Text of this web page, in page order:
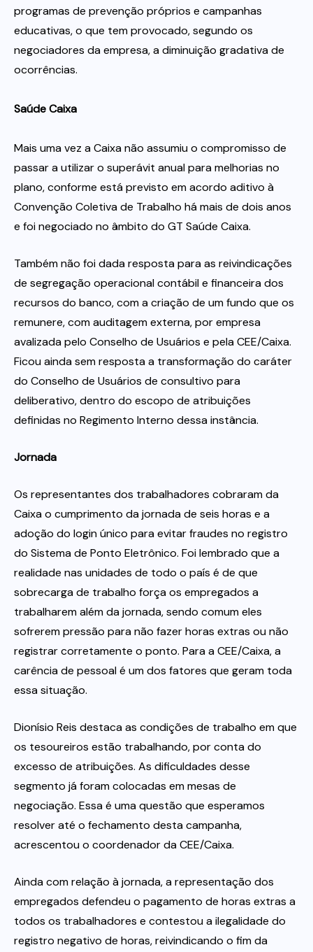
programas de prevenção próprios e campanhas
educativas, o que tem provocado, segundo os
negociadores da empresa, a diminuição gradativa de
ocorrências.
Saúde Caixa
Mais uma vez a Caixa não assumiu o compromisso de
passar a utilizar o superávit anual para melhorias no
plano, conforme está previsto em acordo aditivo à
Convenção Coletiva de Trabalho há mais de dois anos
e foi negociado no âmbito do GT Saúde Caixa.
Também não foi dada resposta para as reivindicações
de segregação operacional contábil e financeira dos
recursos do banco, com a criação de um fundo que os
remunere, com auditagem externa, por empresa
avalizada pelo Conselho de Usuários e pela CEE/Caixa.
Ficou ainda sem resposta a transformação do caráter
do Conselho de Usuários de consultivo para
deliberativo, dentro do escopo de atribuições
definidas no Regimento Interno dessa instância.
Jornada
Os representantes dos trabalhadores cobraram da
Caixa o cumprimento da jornada de seis horas e a
adoção do login único para evitar fraudes no registro
do Sistema de Ponto Eletrônico. Foi lembrado que a
realidade nas unidades de todo o país é de que
sobrecarga de trabalho força os empregados a
trabalharem além da jornada, sendo comum eles
sofrerem pressão para não fazer horas extras ou não
registrar corretamente o ponto. Para a CEE/Caixa, a
carência de pessoal é um dos fatores que geram toda
essa situação.
Dionísio Reis destaca as condições de trabalho em que
os tesoureiros estão trabalhando, por conta do
excesso de atribuições. As dificuldades desse
segmento já foram colocadas em mesas de
negociação. Essa é uma questão que esperamos
resolver até o fechamento desta campanha,
acrescentou o coordenador da CEE/Caixa.
Ainda com relação à jornada, a representação dos
empregados defendeu o pagamento de horas extras a
todos os trabalhadores e contestou a ilegalidade do
registro negativo de horas, reivindicando o fim da